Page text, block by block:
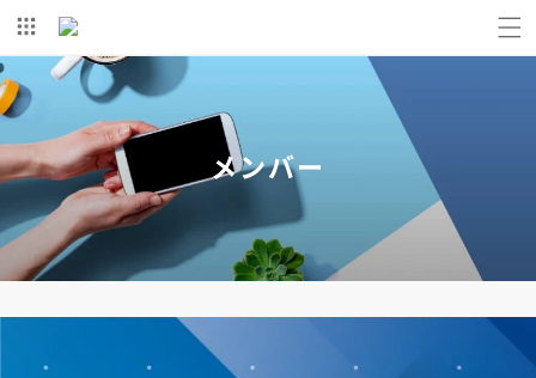
コンテ
ンツに
メンバー